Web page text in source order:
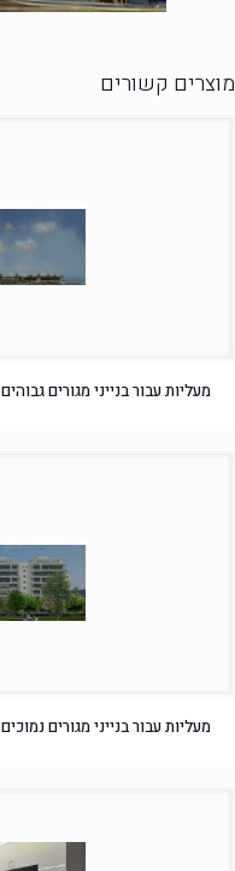
מוצרים קשורים
מעליות עבור בנייני מגורים גבוהים
מעליות עבור בנייני מגורים נמוכים